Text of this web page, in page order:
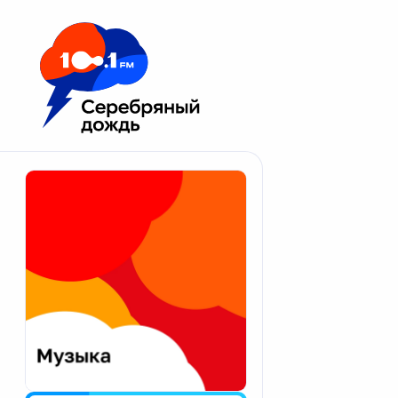
Москва 100.1 FM
Апатиты
Екатеринбург
Калининград
Калуга